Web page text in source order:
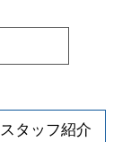
スタッフ紹介